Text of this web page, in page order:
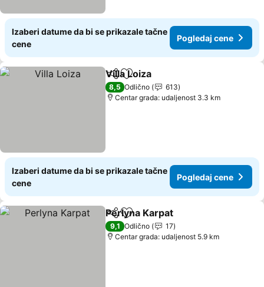
Izaberi datume da bi se prikazale tačne
cene
Pogledaj cene
Deli Dodati u favorite
Villa Loiza
8,5 Odlično
613
Centar grada: udaljenost 3.3 km
Izaberi datume da bi se prikazale tačne
cene
Pogledaj cene
Deli Dodati u favorite
Perlyna Karpat
9,1 Odlično
17
Centar grada: udaljenost 5.9 km